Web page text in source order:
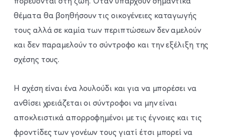
θέματα θα βοηθήσουν τις οικογένειες καταγωγής
τους αλλά σε καμία των περιπτώσεων δεν αμελούν
και δεν παραμελούν το σύντροφο και την εξέλιξη της
σχέσης τους.
Η σχέση είναι ένα λουλούδι και για να μπορέσει να
ανθίσει χρειάζεται οι σύντροφοι να μην είναι
αποκλειστικά απορροφημένοι με τις έγνοιες και τις
φροντίδες των γονέων τους γιατί έτσι μπορεί να